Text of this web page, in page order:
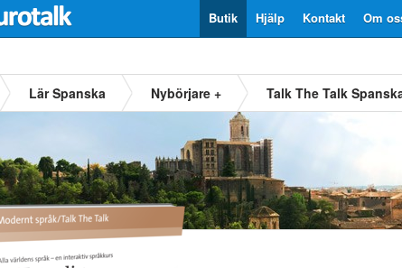
Om
Kontakt
Hjälp
Butik
Lär Spanska Nybörjare + Talk The Talk